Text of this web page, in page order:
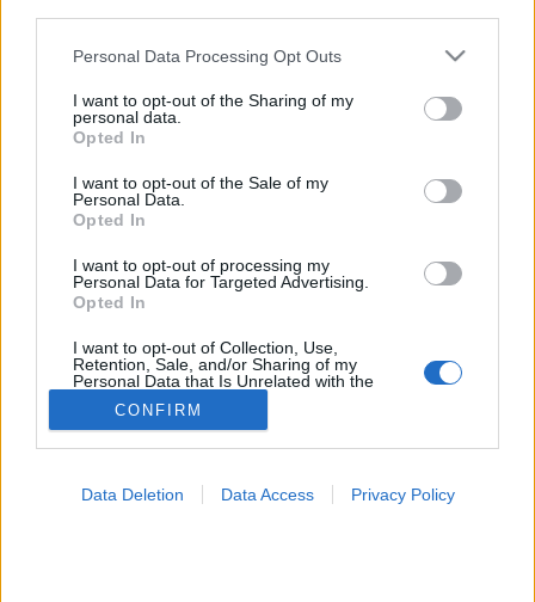
Please note that this website/app uses one or more Google
not limited to your visit or usage behaviour. You may click to
grant or deny consent to Google and its third-party tags to
use your data for below specified purposes in below Google
consent section.
Personal Data Processing Opt Outs
I want to opt-out of the Sharing of my
personal data.
Opted In
I want to opt-out of the Sale of my
Personal Data.
Opted In
I want to opt-out of processing my
Personal Data for Targeted Advertising.
Opted In
I want to opt-out of Collection, Use,
Retention, Sale, and/or Sharing of my
Personal Data that Is Unrelated with the
Purposes for which it was collected.
Opted Out
CONFIRM
Data Deletion Data Access Privacy Policy
Életmentés